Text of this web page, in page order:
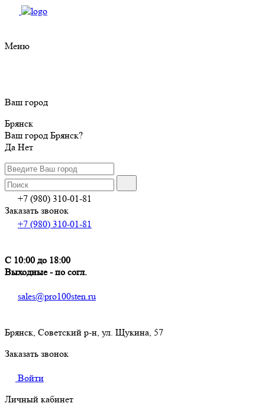
Меню
Ваш город
Брянск
Ваш город Брянск?
Да Нет
+7 (980) 310-01-81
Заказать звонок
+7 (980) 310-01-81
С 10:00 до 18:00
Выходные - по согл.
sales@pro100sten.ru
Брянск, Советский р-н, ул. Щукина, 57
Заказать звонок
Войти
Личный кабинет